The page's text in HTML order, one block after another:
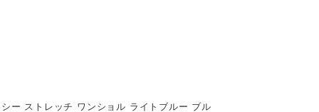
ー ストレッチ ワンショル ライトブルー ブル